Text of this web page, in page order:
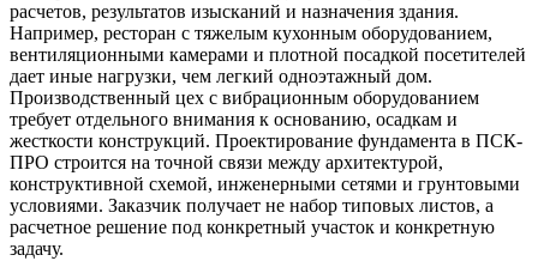
расчетов, результатов изысканий и назначения здания.
Например, ресторан с тяжелым кухонным оборудованием,
вентиляционными камерами и плотной посадкой посетителей
дает иные нагрузки, чем легкий одноэтажный дом.
Производственный цех с вибрационным оборудованием
требует отдельного внимания к основанию, осадкам и
жесткости конструкций. Проектирование фундамента в ПСК-
ПРО строится на точной связи между архитектурой,
конструктивной схемой, инженерными сетями и грунтовыми
условиями. Заказчик получает не набор типовых листов, а
расчетное решение под конкретный участок и конкретную
задачу.